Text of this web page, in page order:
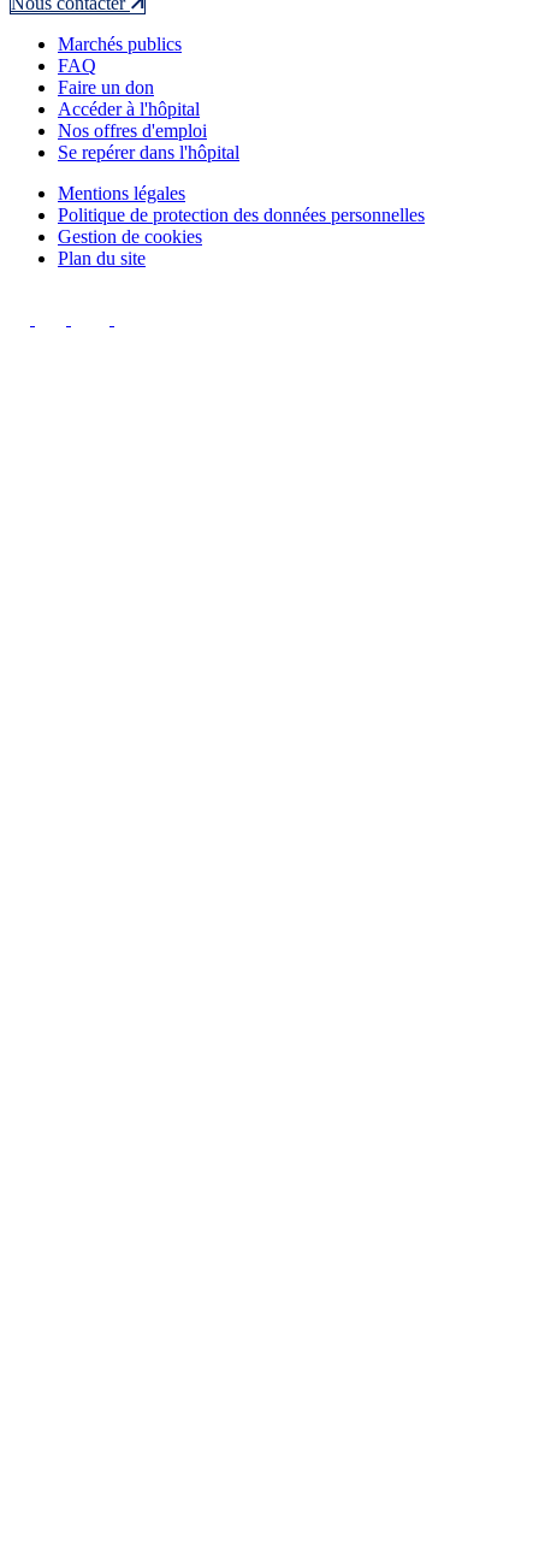
Marchés publics
FAQ
Faire un don
Accéder à l'hôpital
Nos offres d'emploi
Se repérer dans l'hôpital
Mentions légales
Politique de protection des données personnelles
Gestion de cookies
Plan du site